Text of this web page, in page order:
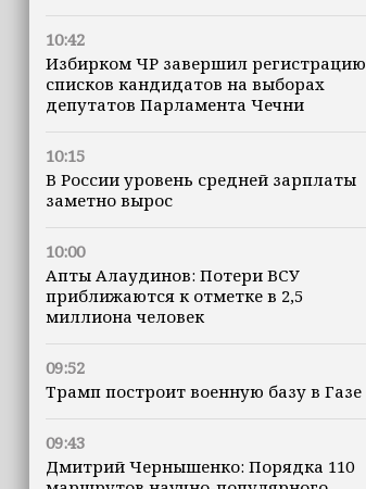
10:42
Избирком ЧР завершил регистрацию
списков кандидатов на выборах
депутатов Парламента Чечни
10:15
В России уровень средней зарплаты
заметно вырос
10:00
Апты Алаудинов: Потери ВСУ
приближаются к отметке в 2,5
миллиона человек
09:52
Трамп построит военную базу в Газе
09:43
Дмитрий Чернышенко: Порядка 110